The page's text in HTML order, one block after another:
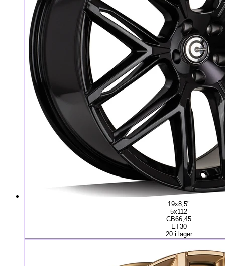
19x8,5"
5x112
CB66,45
ET30
20 i lager